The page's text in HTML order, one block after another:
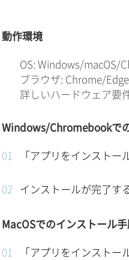
動作環境
OS: Windows/macOS/
ブラウザ: Chrome/
詳しいハードウェア要
Windows/Chromebookで
「アプリをインストー
インストールが完了す
MacOSでのインストール手
「アプリをインストー